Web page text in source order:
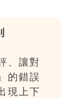
、讓對
的錯誤
現上下